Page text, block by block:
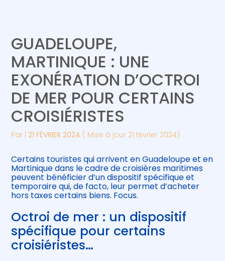
Gérer votre quotidien
Piloter votre entreprise
Développer votre entreprise
Construire votre patrimoine
Être prêt pour la facturation
électronique
Suivre votre comptabilité
Gérer vos ressources humaines
GUADELOUPE,
MARTINIQUE : UNE
EXONÉRATION D’OCTROI
DE MER POUR CERTAINS
CROISIÉRISTES
Par |21 FÉVRIER 2024 ( Mise à jour 21 février 2024)
Certains touristes qui arrivent en Guadeloupe et en
Martinique dans le cadre de croisières maritimes
peuvent bénéficier d’un dispositif spécifique et
temporaire qui, de facto, leur permet d’acheter
hors taxes certains biens. Focus.
Octroi de mer : un dispositif
spécifique pour certains
croisiéristes…